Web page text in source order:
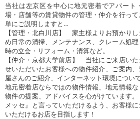
当社は左京区を中心に地元密着でアパート
場・店舗等の賃貸物件の管理・仲介を行っ
単にご説明しますと…
【管理・北白川店】 家主様よりお預かり
め日常の清掃、メンテナンス、クレーム処
時の立会・リフォーム・清算など。
【仲介・京都大学前店】 当社にご来店い
せいただいたお客様への物件紹介、ご案内
屋さんのご紹介、インターネット環境につい
地元密着店ならではの物件情報、地元情報
物件の提案、アドバイスを心がけています
メッセ』と言っていただけるよう、お客様
いただけるお店を目指します！